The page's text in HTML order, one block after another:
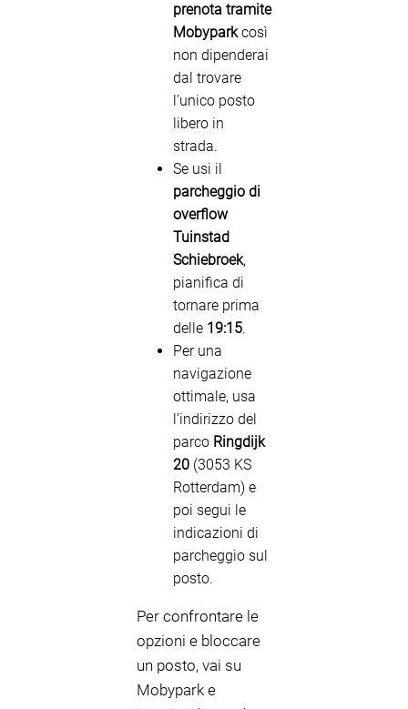
prenota tramite
Mobyparkcosì
non dipenderai
dal trovare
l’unico posto
libero in
strada.
Se usi il
parcheggio di
overflow
Tuinstad
Schiebroek,
pianifica di
tornare prima
delle 19:15.
Per una
navigazione
ottimale, usa
l’indirizzo del
parco Ringdijk
20 (3053 KS
Rotterdam) e
poi segui le
indicazioni di
parcheggio sul
posto.
Per confrontare le
opzioni e bloccare
un posto, vai su
Mobypark e